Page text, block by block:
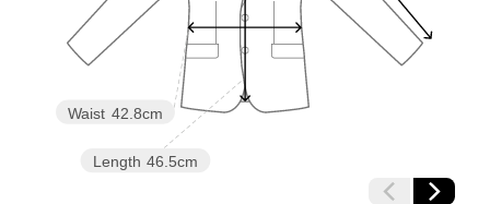
Length 46.5cm
Waist 42.8cm